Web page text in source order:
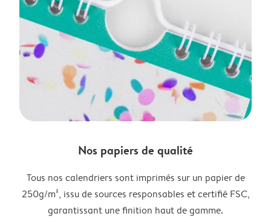
Nos papiers de qualité
Tous nos calendriers sont imprimés sur un papier de
250g/m², issu de sources responsables et certifié FSC,
garantissant une finition haut de gamme.